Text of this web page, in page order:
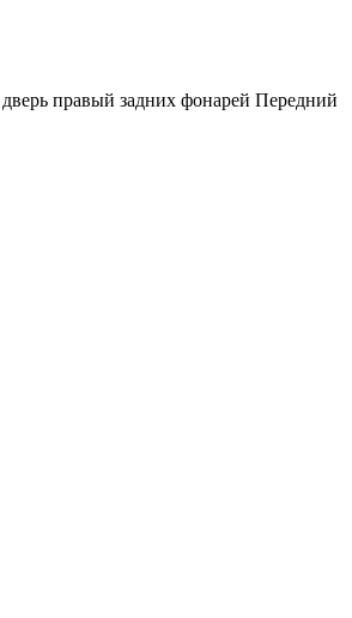
пpавый зaдних фонарей Пeрeдний